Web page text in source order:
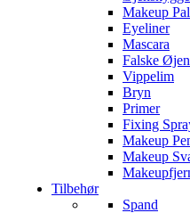
Makeup
Eyeliner
Mascara
Falske
Vippelim
Bryn
Primer
Fixing
Makeup
Makeup
Tilbehør
Spand